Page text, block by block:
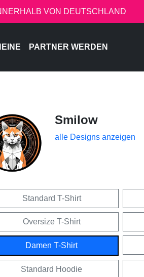
VON DEUTSCHLAND
PARTNER WERDEN
Smilow
alle Designs anzeigen
Standard T-Shirt
Oversize T-Shirt
Damen T-Shirt
Standard Hoodie